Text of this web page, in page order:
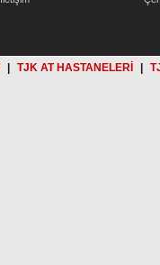
TJK AT HASTANELERİ